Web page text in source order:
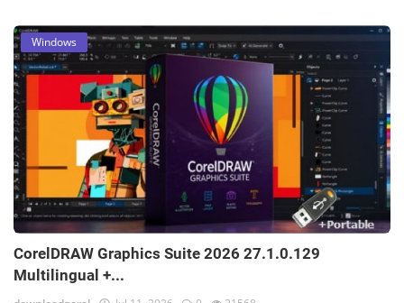
Windows
CorelDRAW Graphics Suite 2026 27.1.0.129
Multilingual +...